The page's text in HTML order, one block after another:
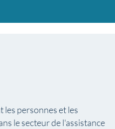
les personnes et les
le secteur de l'assistance